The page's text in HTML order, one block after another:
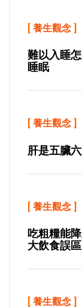
[ 養生觀念 ]
難以入睡
睡眠
[ 養生觀念 ]
肝是五臟
[ 養生觀念 ]
吃粗糧能
大飲食誤區
[ 養生觀念 ]